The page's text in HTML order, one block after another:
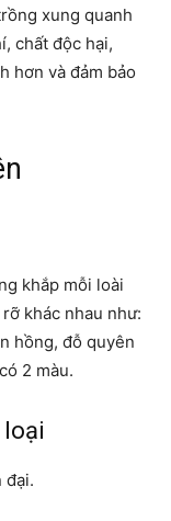
xung quanh
chất độc hại,
hơn và đảm bảo
khắp mỗi loài
khác nhau như:
hồng, đỗ quyên
2 màu.
loại
đại.